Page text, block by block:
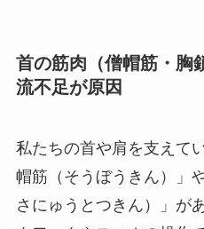
首の筋肉（僧帽筋・胸
流不足が原因
私たちの首や肩を支えて
帽筋（そうぼうきん）」
さにゅうとつきん）」が